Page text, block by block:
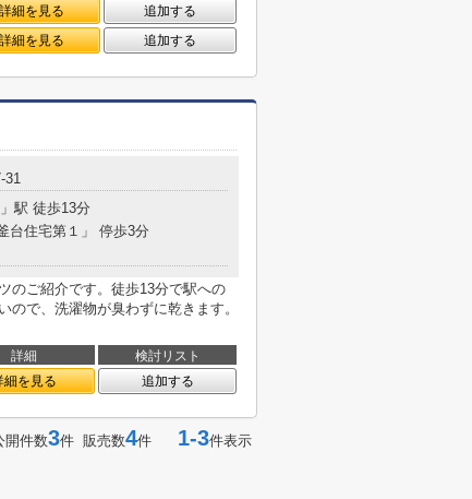
詳細を見る 追加する
詳細を見る 追加する
31
」駅 徒歩13分
台住宅第１」 停歩3分
のご紹介です。徒歩13分で駅への
ので、洗濯物が臭わずに乾きます。
詳細 検討リスト
細を見る 追加する
開件数3件 販売数4件 1-3件表示